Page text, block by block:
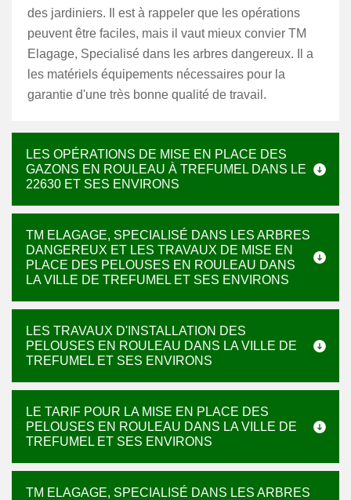
des jardiniers. Il est à rappeler que les opérations
peuvent être faciles, mais il vaut mieux convier TM
Elagage, Specialisé dans les arbres dangereux. Il a
les matériels équipements nécessaires pour la
garantie d'une très bonne qualité de travail.
LES OPÉRATIONS DE MISE EN PLACE DES
GAZONS EN ROULEAU À TREFUMEL DANS LE
22630 ET SES ENVIRONS
TM ELAGAGE, SPECIALISÉ DANS LES ARBRES
DANGEREUX ET LES TRAVAUX DE MISE EN
PLACE DES PELOUSES EN ROULEAU DANS
LA VILLE DE TREFUMEL ET SES ENVIRONS
LES TRAVAUX D'INSTALLATION DES
PELOUSES EN ROULEAU DANS LA VILLE DE
TREFUMEL ET SES ENVIRONS
LE TARIF POUR LA MISE EN PLACE DES
PELOUSES EN ROULEAU DANS LA VILLE DE
TREFUMEL ET SES ENVIRONS
TM ELAGAGE, SPECIALISÉ DANS LES ARBRES